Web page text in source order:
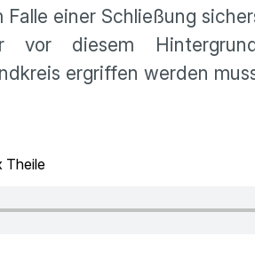
einer Schließung
vor diesem
ergriffen werden
Theile